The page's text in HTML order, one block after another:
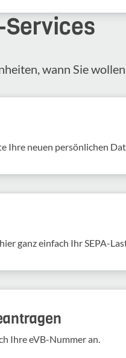
wann Sie
Ihre neuen persönlichen
ganz einfach Ihr SEPA-
Ihre eVB-​Nummer an.